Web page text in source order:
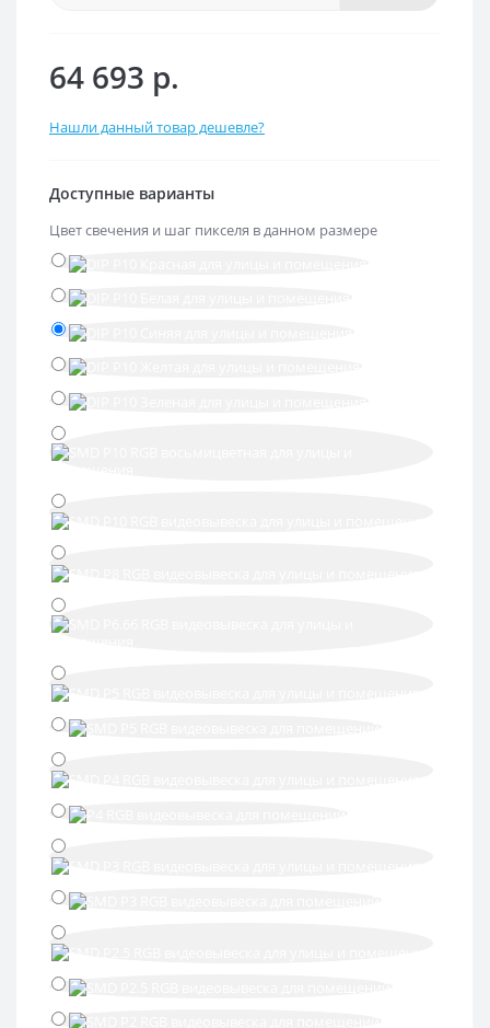
64 693 р.
Нашли данный товар дешевле?
Доступные варианты
Цвет свечения и шаг пикселя в данном размере